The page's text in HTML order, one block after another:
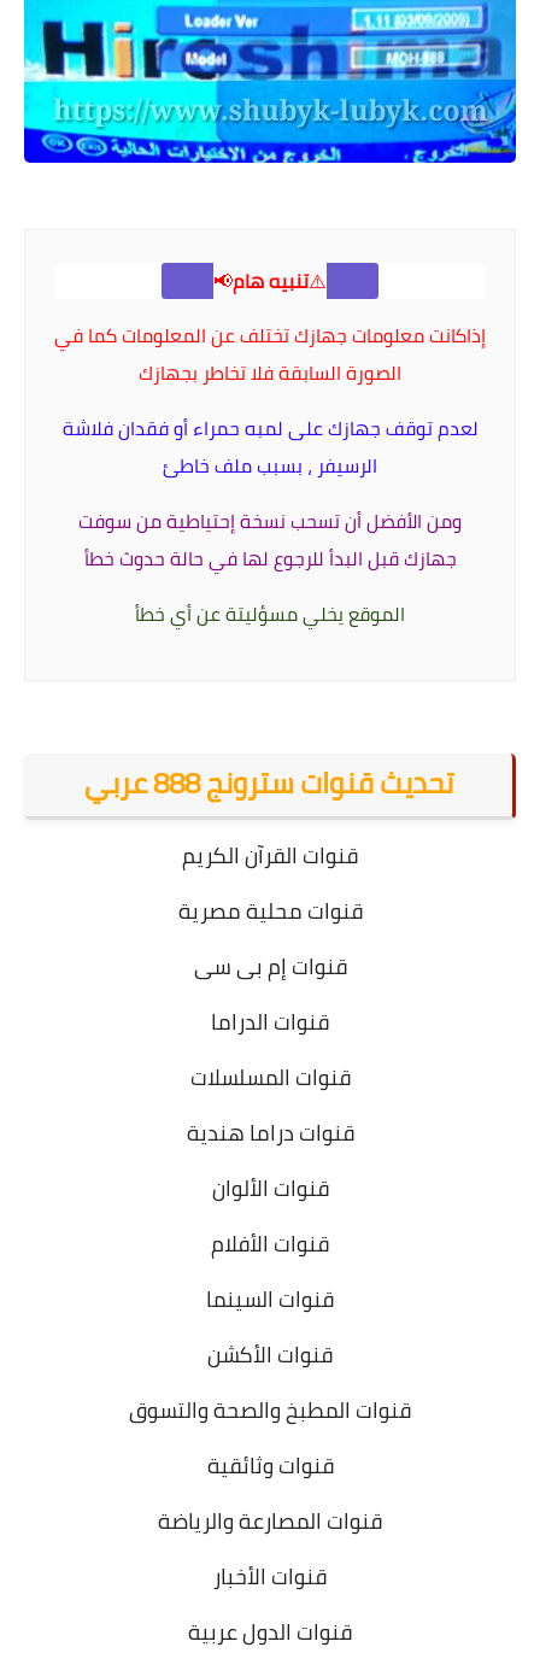
⚠️تنبيه هام📢
إذاكانتمعلومات جهازكتختلف عن المعلومات كما في
الصورة السابقة فلا تخاطر بجهازك
لعدم توقف جهازك على لمبه حمراء أو فقدان فلاشة
الرسيفر ، بسبب ملف خاطئ
ومن الأفضل أن تسحب نسخة إحتياطية من سوفت
جهازك قبل البدأللرجوع لها في حالة حدوث خطأ
الموقع يخلي مسؤليتة عن أي خطأ
تحديث قنوات سترونج 888 عربي
قنوات القرآن الكريم
قنوات محلية مصرية
قنوات إم بى سى
قنوات الدراما
قنوات المسلسلات
قنوات دراما هندية
قنوات الألوان
قنوات الأفلام
قنوات السينما
قنوات الأكشن
قنوات المطبخ والصحة والتسوق
قنوات وثائقية
قنوات المصارعة والرياضة
قنوات الأخبار
قنوات الدول عربية